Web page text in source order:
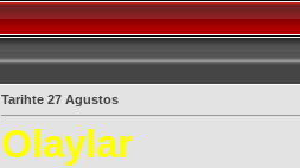
Tarihte 27 Agustos
Olaylar